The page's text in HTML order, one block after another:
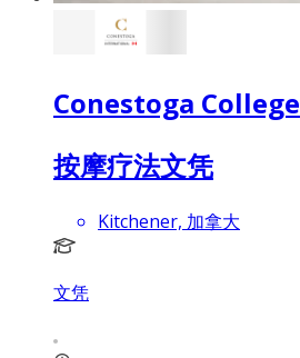
Conestoga College
按摩疗法文凭
Kitchener, 加拿大
文凭